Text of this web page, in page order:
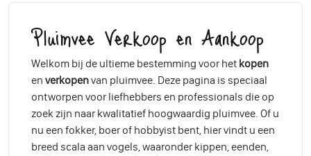
Pluimvee Verkoop en Aankoop
Welkom bij de ultieme bestemming voor het kopen
en verkopenvan pluimvee. Deze pagina is speciaal
ontworpen voor liefhebbers en professionals die op
zoek zijn naar kwalitatief hoogwaardig pluimvee. Of u
nu een fokker, boer of hobbyist bent, hier vindt u een
breed scala aan vogels, waaronder kippen, eenden,